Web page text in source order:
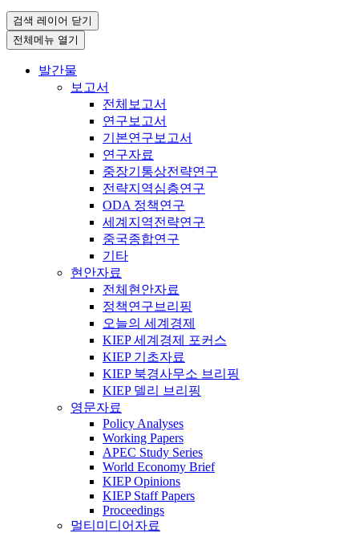
검색 레이어 닫기
전체메뉴 열기
발간물
보고서
전체보고서
연구보고서
기본연구보고서
연구자료
중장기통상전략연구
전략지역심층연구
ODA 정책연구
세계지역전략연구
중국종합연구
기타
현안자료
전체현안자료
정책연구브리핑
오늘의 세계경제
KIEP 세계경제 포커스
KIEP 기초자료
KIEP 북경사무소 브리핑
KIEP 델리 브리핑
영문자료
Policy Analyses
Working Papers
APEC Study Series
World Economy Brief
KIEP Opinions
KIEP Staff Papers
Proceedings
멀티미디어자료